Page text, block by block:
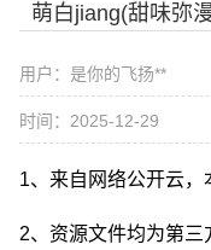
萌白jiang(甜味弥
用户：是你的飞扬**
时间：2025-12-29
1、来自网络公开云，
2、资源文件均为第三